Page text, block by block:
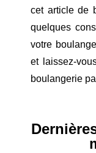
cet article de
quelques
votre
et laissez-
boulangerie